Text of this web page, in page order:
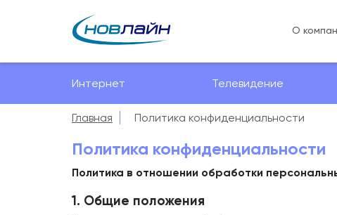
О
Интернет Телевидение
Главная Политика конфиденциальности
Политика конфиденциальности
Политика в отношении обработки
1. Общие положения